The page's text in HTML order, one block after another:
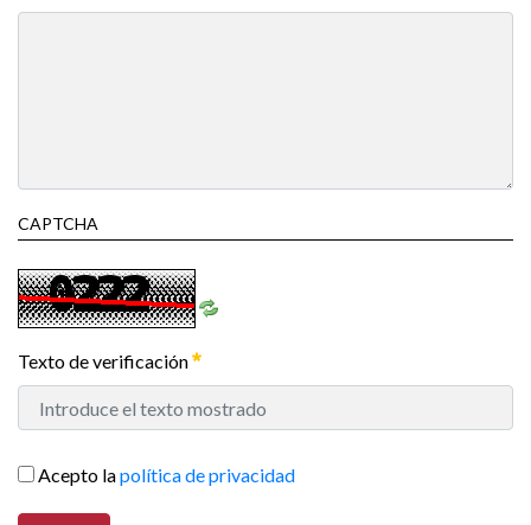
CAPTCHA
Texto de verificación
Acepto lapolítica de privacidad